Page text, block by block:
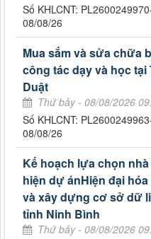
Số KHLCNT:
08/08/26
Mua sắm và sửa chữa
công tác dạy và học
Duật
Thứ bảy - 08/08/2026
Số KHLCNT:
08/08/26
Kế hoạch lựa chọn
hiện dự ánHiện đại
và xây dựng cơ sở dữ
tỉnh Ninh Bình
Thứ bảy - 08/08/2026